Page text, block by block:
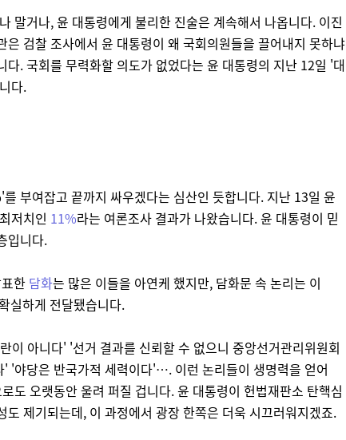
말거나, 윤 대통령에게 불리한 진술은 계속해서 나옵니다. 이진
은 검찰 조사에서 윤 대통령이 왜 국회의원들을 끌어내지 못하냐
다. 국회를 무력화할 의도가 없었다는 윤 대통령의 지난 12일 '대
다.
부여잡고 끝까지 싸우겠다는 심산인 듯합니다. 지난 13일 윤
저치인 11%라는 여론조사 결과가 나왔습니다. 윤 대통령이 믿
입니다.
한 담화는 많은 이들을 아연케 했지만, 담화문 속 논리는 이
실하게 전달됐습니다.
이 아니다' '선거 결과를 신뢰할 수 없으니 중앙선거관리위원회
' '야당은 반국가적 세력이다'…. 이런 논리들이 생명력을 얻어
도 오랫동안 울려 퍼질 겁니다. 윤 대통령이 헌법재판소 탄핵심
도 제기되는데, 이 과정에서 광장 한쪽은 더욱 시끄러워지겠죠.